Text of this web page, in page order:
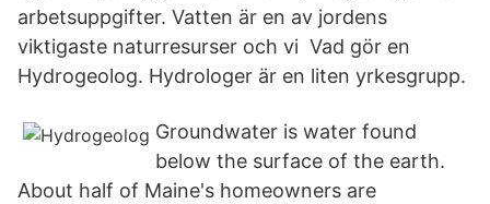
arbetsuppgifter. Vatten är en av jordens
viktigaste naturresurser och vi Vad gör en
Hydrogeolog. Hydrologer är en liten yrkesgrupp.
Groundwater is water found
below the surface of the earth.
About half of Maine's homeowners are